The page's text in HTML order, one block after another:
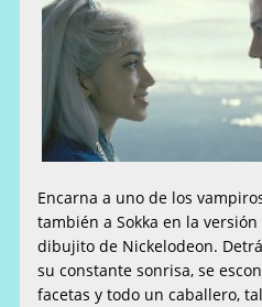
Encarna a uno de los
también a Sokka en la
dibujito de Nickelodeon.
su constante sonrisa, se
facetas y todo un caballero,